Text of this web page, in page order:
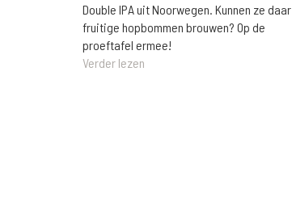
Double IPA uit Noorwegen. Kunnen ze daar
fruitige hopbommen brouwen? Op de
proeftafel ermee!
Verder lezen